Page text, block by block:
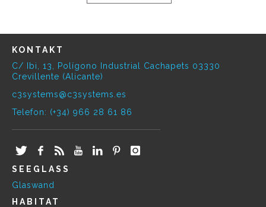
KONTAKT
C/ Ibi, 13, Polígono Industrial Cachapets 03330
Crevillente (Alicante)
c3systems@c3systems.es
Telefon: (+34) 966 28 61 86
SEEGLASS
Glaswand
HABITAT